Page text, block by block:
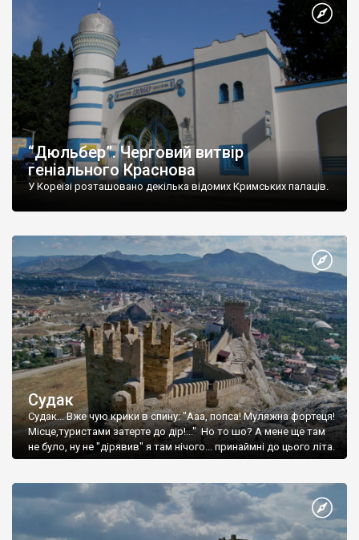
“Дюльбер”. Черговий витвір
геніального Краснова
У Кореїзі розташовано декілька відомих Кримських палаців.
Судак
Судак... Вже чую крики в спину: "Ааа, попса! Муляжна фортеця!
Місце,туристами затерте до дір!..." Но то шо? А мене ще там
не було, ну не "дірявив" я там нічого... принаймні до цього літа.